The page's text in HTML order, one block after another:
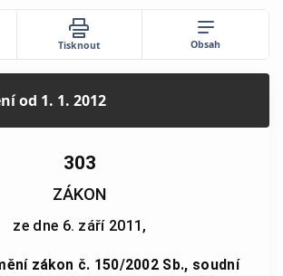
Tisknout Obsah
od 1. 1. 2012
303
ZÁKON
ze dne 6. září 2011,
zákon č. 150/2002 Sb., soudní